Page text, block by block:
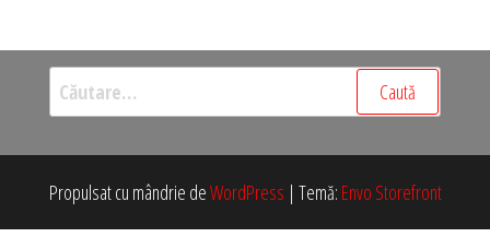
Caută
după:
Propulsat cu mândrie deWordPress | Temă: Envo Storefront